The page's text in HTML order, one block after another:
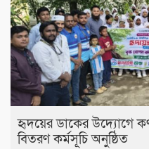
হৃদয়ের ডাকের উদ্যোগে
বিতরণ কর্মসূচি অনুষ্ঠিত